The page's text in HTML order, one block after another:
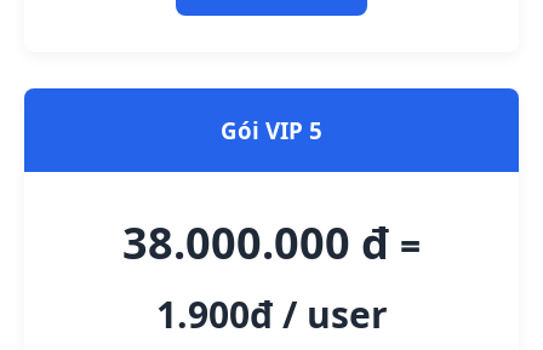
Gói VIP 5
38.000.000 đ =
1.900đ / user